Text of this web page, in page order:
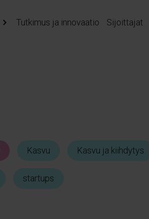
Tutkimus ja innovaatio Sijoittajat
Kasvu Kasvu ja kiihdytys
startups